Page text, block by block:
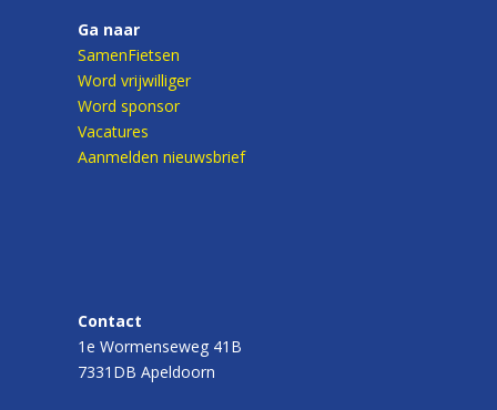
Ga naar
SamenFietsen
Word vrijwilliger
Word sponsor
Vacatures
Aanmelden nieuwsbrief
Contact
1e Wormenseweg 41B
7331DB Apeldoorn